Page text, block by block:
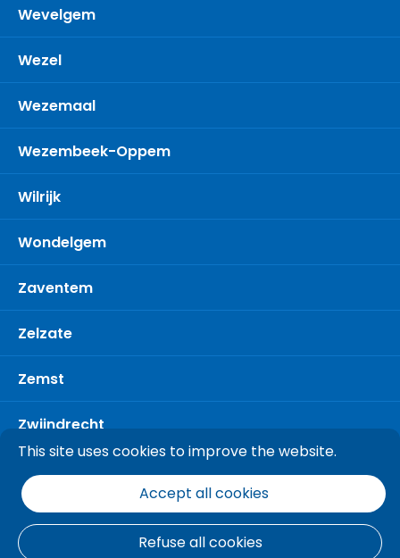
Wevelgem
Wezel
Wezemaal
Wezembeek-Oppem
Wilrijk
Wondelgem
Zaventem
Zelzate
Zemst
Zwijndrecht
This site uses cookies to improve the website.
Refuse all cookies
Accept all cookies